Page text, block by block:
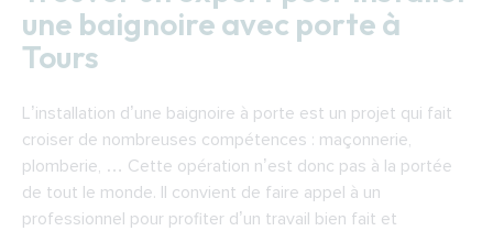
une baignoire avec porte à
Tours
L’installation d’une baignoire à porte est un projet qui fait
croiser de nombreuses compétences : maçonnerie,
plomberie, … Cette opération n’est donc pas à la portée
de tout le monde. Il convient de faire appel à un
professionnel pour profiter d’un travail bien fait et